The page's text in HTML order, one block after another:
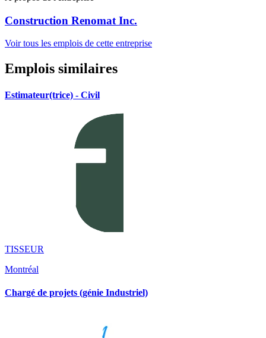
Construction Renomat Inc.
Voir tous les emplois de cette entreprise
Emplois similaires
Estimateur(trice) - Civil
TISSEUR
Montréal
Chargé de projets (génie Industriel)